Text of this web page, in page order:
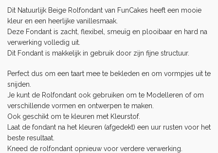
Dit Natuurlijk Beige Rolfondant van FunCakes heeft een mooie
kleur en een heerlijke vanillesmaak.
Deze Fondant is zacht, flexibel, smeuïg en plooibaar en hard na
verwerking volledig uit.
Dit Fondant is makkelijk in gebruik door zijn fijne structuur.
Perfect dus om een taart mee te bekleden en om vormpjes uit te
snijden.
Je kunt de Rolfondant ook gebruiken om te Modelleren of om
verschillende vormen en ontwerpen te maken.
Ook geschikt om te kleuren met Kleurstof.
Laat de fondant na het kleuren (afgedekt) een uur rusten voor het
beste resultaat.
Kneed de rolfondant opnieuw voor verdere verwerking.